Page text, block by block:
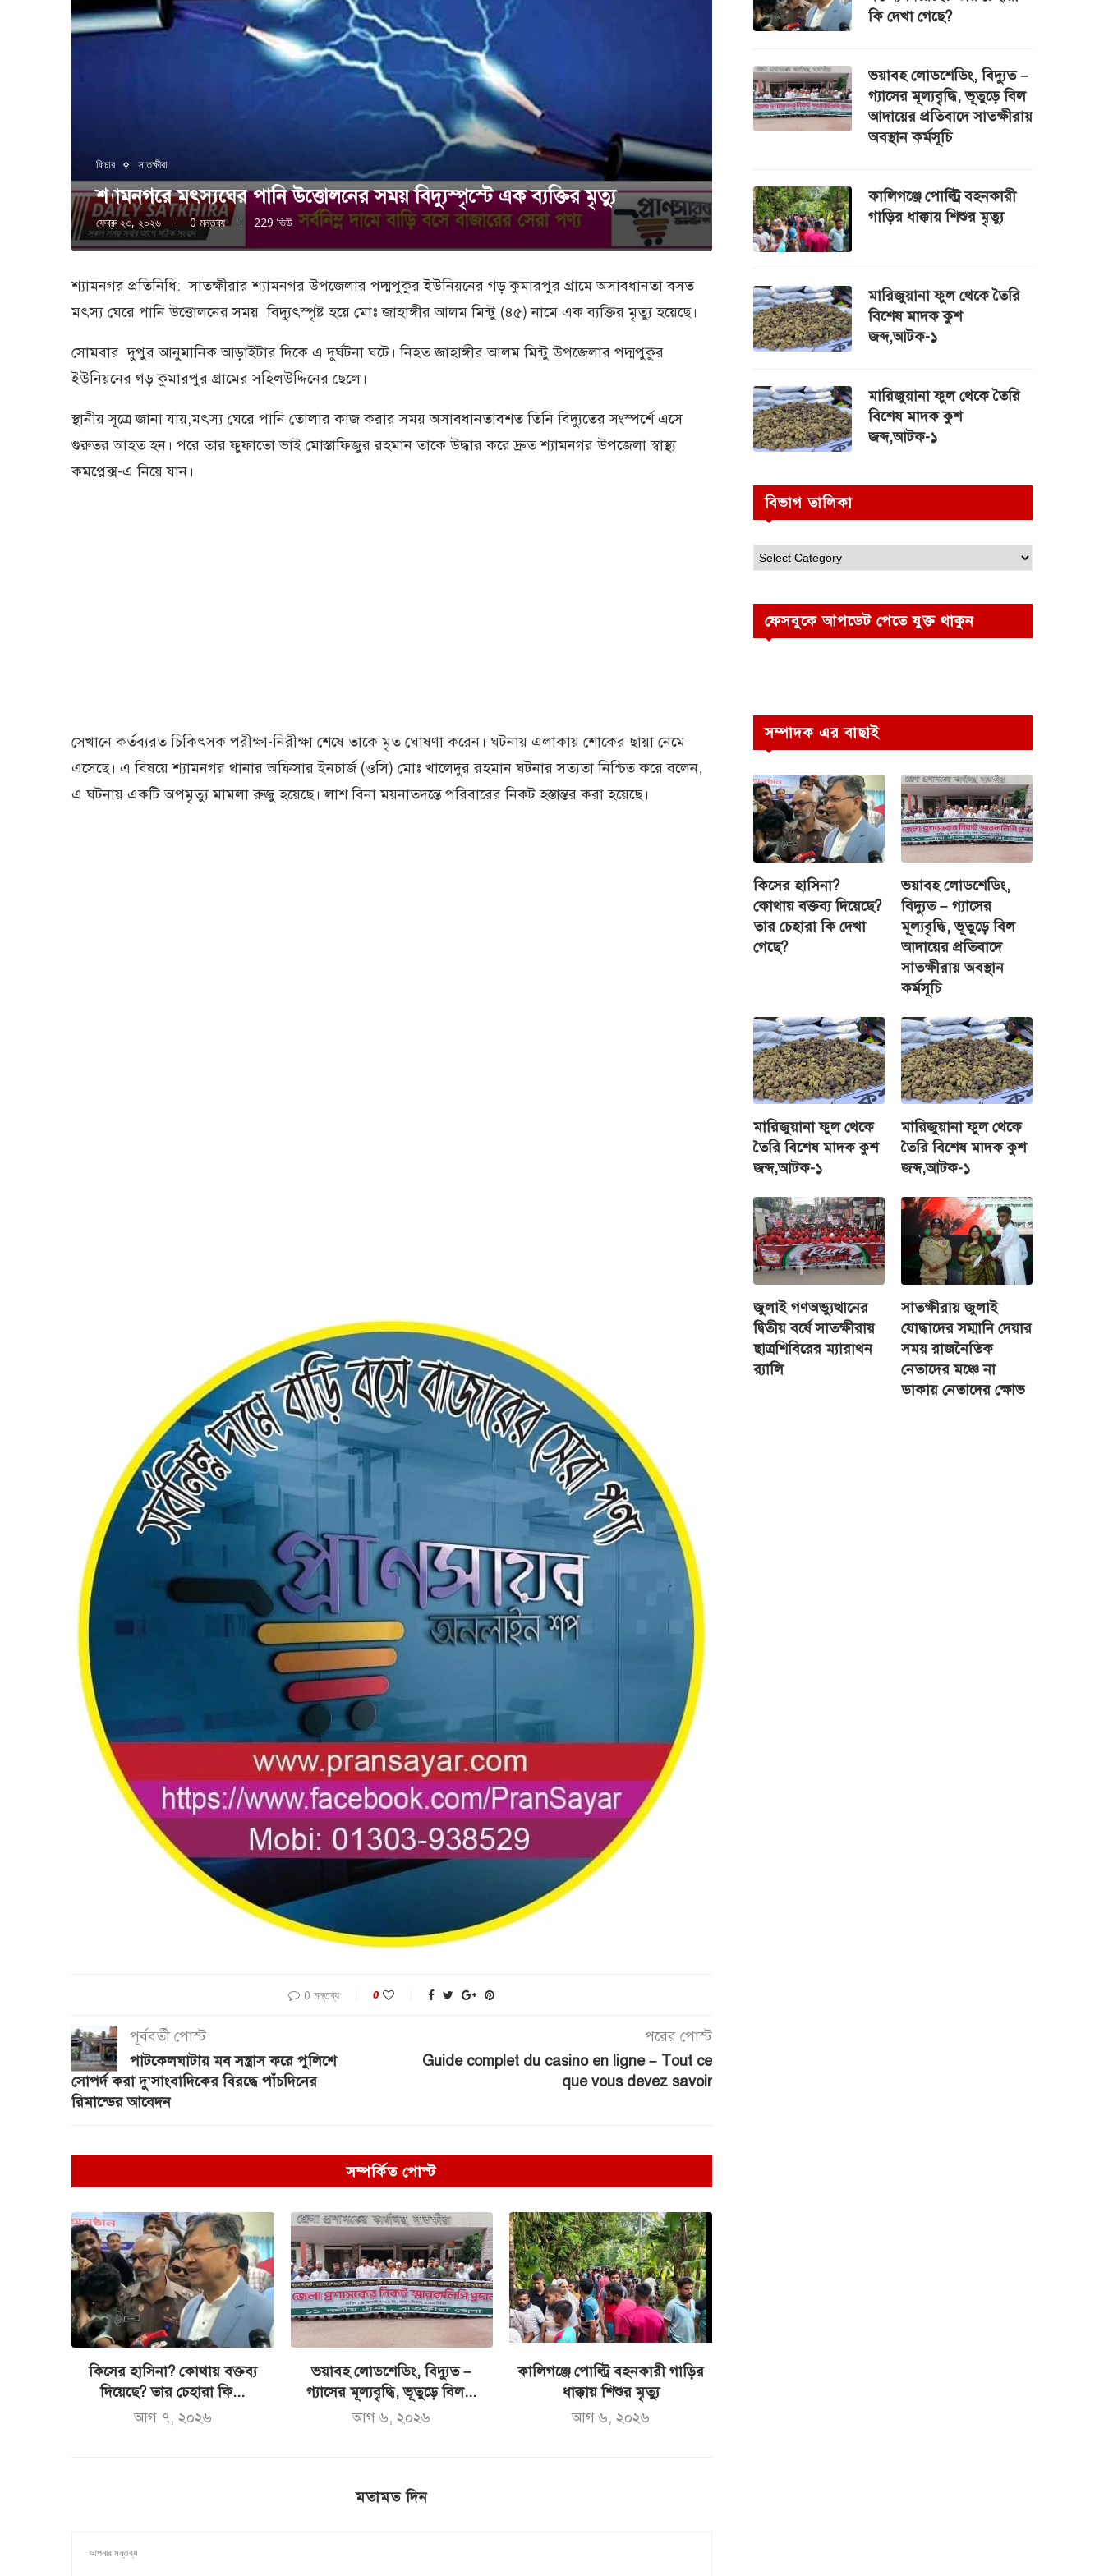
ফিচার সাতক্ষীরা
শ্যামনগরে মৎস্যঘের পানি উত্তোলনের সময় বিদ্যুস্পৃস্টে এক ব্যক্তির মৃত্যু
ফেব্রু ২৩, ২০২৬ 0 মন্তব্য 229 ভিউ
শ্যামনগর প্রতিনিধি: সাতক্ষীরার শ্যামনগর উপজেলার পদ্মপুকুর ইউনিয়নের গড় কুমারপুর গ্রামে অসাবধানতা বসত
মৎস্য ঘেরে পানি উত্তোলনের সময় বিদ্যুৎস্পৃষ্ট হয়ে মোঃ জাহাঙ্গীর আলম মিন্টু (৪৫) নামে এক ব্যক্তির মৃত্যু হয়েছে।
সোমবার দুপুর আনুমানিক আড়াইটার দিকে এ দুর্ঘটনা ঘটে। নিহত জাহাঙ্গীর আলম মিন্টু উপজেলার পদ্মপুকুর
ইউনিয়নের গড় কুমারপুর গ্রামের সহিলউদ্দিনের ছেলে।
স্থানীয় সূত্রে জানা যায়,মৎস্য ঘেরে পানি তোলার কাজ করার সময় অসাবধানতাবশত তিনি বিদ্যুতের সংস্পর্শে এসে
গুরুতর আহত হন। পরে তার ফুফাতো ভাই মোস্তাফিজুর রহমান তাকে উদ্ধার করে দ্রুত শ্যামনগর উপজেলা স্বাস্থ্য
কমপ্লেক্স-এ নিয়ে যান।
সেখানে কর্তব্যরত চিকিৎসক পরীক্ষা-নিরীক্ষা শেষে তাকে মৃত ঘোষণা করেন। ঘটনায় এলাকায় শোকের ছায়া নেমে
এসেছে। এ বিষয়ে শ্যামনগর থানার অফিসার ইনচার্জ (ওসি) মোঃ খালেদুর রহমান ঘটনার সত্যতা নিশ্চিত করে বলেন,
এ ঘটনায় একটি অপমৃত্যু মামলা রুজু হয়েছে। লাশ বিনা ময়নাতদন্তে পরিবারের নিকট হস্তান্তর করা হয়েছে।
0 মন্তব্য 0
পূর্ববর্তী পোস্ট
পাটকেলঘাটায় মব সন্ত্রাস করে পুলিশে
সোপর্দ করা দু’সাংবাদিকের বিরদ্ধে পাঁচদিনের
রিমান্ডের আবেদন
পরের পোস্ট
Guide complet du casino en ligne – Tout ce
que vous devez savoir
সম্পর্কিত পোস্ট
কিসের হাসিনা? কোথায় বক্তব্য
দিয়েছে? তার চেহারা কি...
আগ ৭, ২০২৬
ভয়াবহ লোডশেডিং, বিদ্যুত –
গ্যাসের মূল্যবৃদ্ধি, ভূতুড়ে বিল...
আগ ৬, ২০২৬
কালিগঞ্জে পোল্ট্রি বহনকারী গাড়ির
ধাক্কায় শিশুর মৃত্যু
আগ ৬, ২০২৬
মতামত দিন
কি দেখা গেছে?
ভয়াবহ লোডশেডিং, বিদ্যুত –
গ্যাসের মূল্যবৃদ্ধি, ভূতুড়ে বিল
আদায়ের প্রতিবাদে সাতক্ষীরায়
অবস্থান কর্মসূচি
কালিগঞ্জে পোল্ট্রি বহনকারী
গাড়ির ধাক্কায় শিশুর মৃত্যু
মারিজুয়ানা ফুল থেকে তৈরি
বিশেষ মাদক কুশ
জব্দ,আটক-১
মারিজুয়ানা ফুল থেকে তৈরি
বিশেষ মাদক কুশ
জব্দ,আটক-১
বিভাগ তালিকা
ফেসবুকে আপডেট পেতে যুক্ত থাকুন
সম্পাদক এর বাছাই
কিসের হাসিনা?
কোথায় বক্তব্য দিয়েছে?
তার চেহারা কি দেখা
গেছে?
ভয়াবহ লোডশেডিং,
বিদ্যুত – গ্যাসের
মূল্যবৃদ্ধি, ভূতুড়ে বিল
আদায়ের প্রতিবাদে
সাতক্ষীরায় অবস্থান
কর্মসূচি
মারিজুয়ানা ফুল থেকে
তৈরি বিশেষ মাদক কুশ
জব্দ,আটক-১
মারিজুয়ানা ফুল থেকে
তৈরি বিশেষ মাদক কুশ
জব্দ,আটক-১
জুলাই গণঅভ্যুত্থানের
দ্বিতীয় বর্ষে সাতক্ষীরায়
ছাত্রশিবিরের ম্যারাথন
র‌্যালি
সাতক্ষীরায় জুলাই
যোদ্ধাদের সম্মানি দেয়ার
সময় রাজনৈতিক
নেতাদের মঞ্চে না
ডাকায় নেতাদের ক্ষোভ